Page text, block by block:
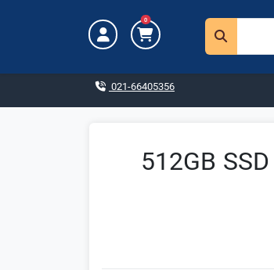
021-66405356
سرفیس پرو 10 - Core Ultra 5 رم 32GB هارد 512GB SSD